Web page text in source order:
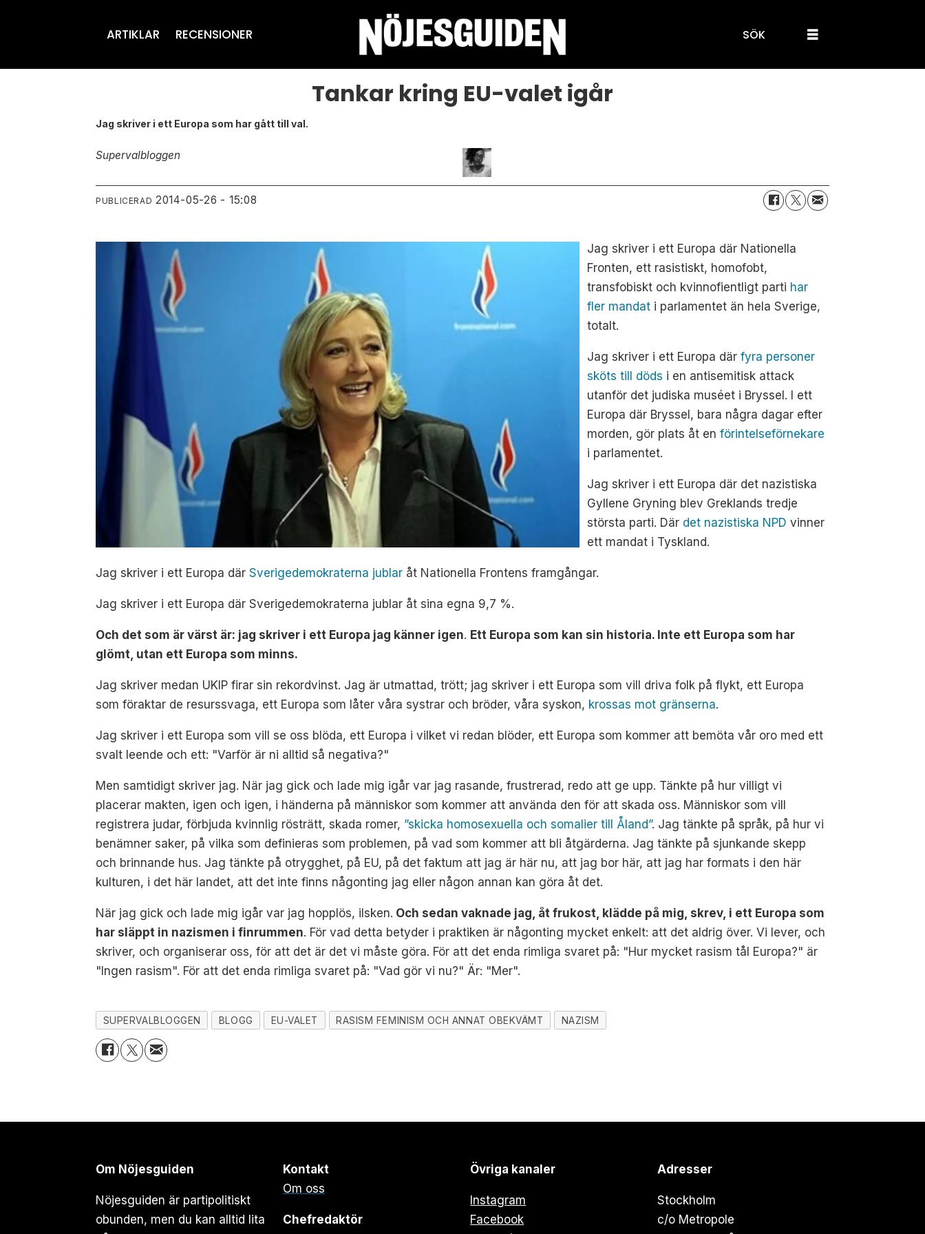
ARTIKLAR RECENSIONER SÖK
Tankar kring EU-valet igår
Jag skriver i ett Europa som har gått till val.
Supervalbloggen
PUBLICERAD 2014-05-26 - 15:08
Jag skriver i ett Europa där Nationella
Fronten, ett rasistiskt, homofobt,
transfobiskt och kvinnofientligt parti har
fler mandat i parlamentet än hela Sverige,
totalt.
Jag skriver i ett Europa därfyra personer
sköts till döds i en antisemitisk attack
utanför det judiska muséet i Bryssel. I ett
Europa där Bryssel, bara några dagar efter
morden, gör plats åt enförintelseförnekare
i parlamentet.
Jag skriver i ett Europa där det nazistiska
Gyllene Gryning blev Greklands tredje
största parti. Där det nazistiska NPD vinner
ett mandat i Tyskland.
Jag skriver i ett Europa därSverigedemokraterna jublar åt Nationella Frontens framgångar.
Jag skriver i ett Europa där Sverigedemokraterna jublar åt sina egna 9,7 %.
Och det som är värst är: jag skriver i ett Europa jag känner igen. Ett Europa som kan sin historia. Inte ett Europa som har
glömt, utan ett Europa som minns.
Jag skriver medan UKIP firar sin rekordvinst. Jag är utmattad, trött; jag skriver i ett Europa som vill driva folk på flykt, ett Europa
som föraktar de resurssvaga, ett Europa som låter våra systrar och bröder, våra syskon, krossas mot gränserna.
Jag skriver i ett Europa som vill se oss blöda, ett Europa i vilket vi redan blöder, ett Europa som kommer att bemöta vår oro med ett
svalt leende och ett: "Varför är ni alltid så negativa?"
Men samtidigt skriver jag. När jag gick och lade mig igår var jag rasande, frustrerad, redo att ge upp. Tänkte på hur villigt vi
placerar makten, igen och igen, i händerna på människor som kommer att använda den för att skada oss. Människor som vill
registrera judar, förbjuda kvinnlig rösträtt, skada romer, ”skicka homosexuella och somalier till Åland”. Jag tänkte på språk, på hur vi
benämner saker, på vilka som definieras som problemen, på vad som kommer att bli åtgärderna. Jag tänkte på sjunkande skepp
och brinnande hus. Jag tänkte på otrygghet, på EU, på det faktum att jag är här nu, att jag bor här, att jag har formats i den här
kulturen, i det här landet, att det inte finns någonting jag eller någon annan kan göra åt det.
När jag gick och lade mig igår var jag hopplös, ilsken. Och sedan vaknade jag, åt frukost, klädde på mig, skrev, i ett Europa som
har släppt in nazismen i finrummen. För vad detta betyder i praktiken är någonting mycket enkelt: att det aldrig över. Vi lever, och
skriver, och organiserar oss, för att det är det vi måste göra. För att det enda rimliga svaret på: "Hur mycket rasism tål Europa?" är
"Ingen rasism". För att det enda rimliga svaret på: "Vad gör vi nu?" Är: "Mer".
SUPERVALBLOGGEN BLOGG EU-VALET RASISM FEMINISM OCH ANNAT OBEKVÄMT NAZISM
Om Nöjesguiden
Nöjesguiden är partipolitiskt
obunden, men du kan alltid lita
Kontakt
Om oss
Chefredaktör
Övriga kanaler
Instagram
Facebook
Adresser
Stockholm
c/o Metropole